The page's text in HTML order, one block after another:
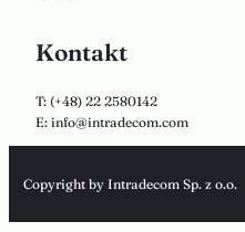
Kontakt
T: (+48) 22 2580142
E: info@intradecom.com
Copyright by Intradecom Sp. z o.o.